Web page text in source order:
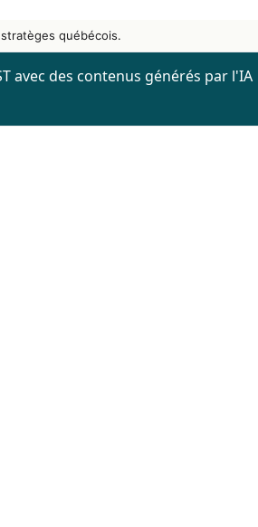
québécois.
avec des contenus générés par l'IA